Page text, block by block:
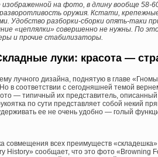
на фото, в длину вообще 58-
оружия. Кстати,
Удобство разборки-сборки опять-таки
«цеплялки» совершенно не нужны. По
и прочие стабилизаторы.
луки: красота —
лучного дизайна, поднятую в главе
в соответствии с сегодняшней темой
— типичный их представитель,
по сути представляет собой некий
ее не очень удобно — голый
совмещения всех преимуществ «складешка»
History» сообщает, что это фото «Browning